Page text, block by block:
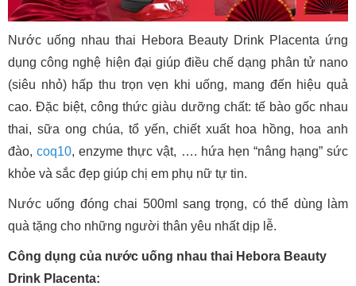
Nước uống nhau thai Hebora Beauty Drink Placenta ứng
dụng công nghệ hiện đại giúp điều chế dạng phân tử nano
(siêu nhỏ) hấp thu trọn vẹn khi uống, mang đến hiệu quả
cao. Đặc biệt, công thức giàu dưỡng chất: tế bào gốc nhau
thai, sữa ong chúa, tổ yến, chiết xuất hoa hồng, hoa anh
đào,coq10, enzyme thực vật, …. hứa hẹn “nâng hạng” sức
khỏe và sắc đẹp giúp chị em phụ nữ tự tin.
Nước uống đóng chai 500ml sang trọng, có thể dùng làm
quà tặng cho những người thân yêu nhất dịp lễ.
Công dụng của nước uống nhau thai Hebora Beauty
Drink Placenta: